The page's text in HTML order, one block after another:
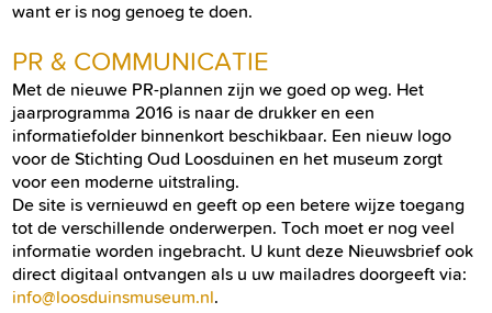
want er is nog genoeg te doen.
PR & COMMUNICATIE
Met de nieuwe PR-plannen zijn we goed op weg. Het
jaarprogramma 2016 is naar de drukker en een
informatiefolder binnenkort beschikbaar. Een nieuw logo
voor de Stichting Oud Loosduinen en het museum zorgt
voor een moderne uitstraling.
De site is vernieuwd en geeft op een betere wijze toegang
tot de verschillende onderwerpen. Toch moet er nog veel
informatie worden ingebracht. U kunt deze Nieuwsbrief ook
direct digitaal ontvangen als u uw mailadres doorgeeft via:
info@loosduinsmuseum.nl.